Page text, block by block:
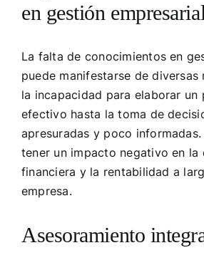
en gestión empresarial
La falta de conocimientos en
puede manifestarse de diversas
la incapacidad para elaborar un
efectivo hasta la toma de
apresuradas y poco
tener un impacto negativo en la
financiera y la rentabilidad a
empresa.
Asesoramiento